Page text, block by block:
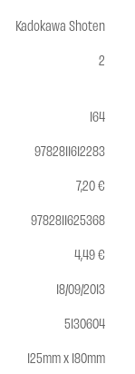
Kadokawa Shoten
2
164
9782811612283
7,20 €
9782811625368
4,49 €
18/09/2013
5130604
125mm x 180mm